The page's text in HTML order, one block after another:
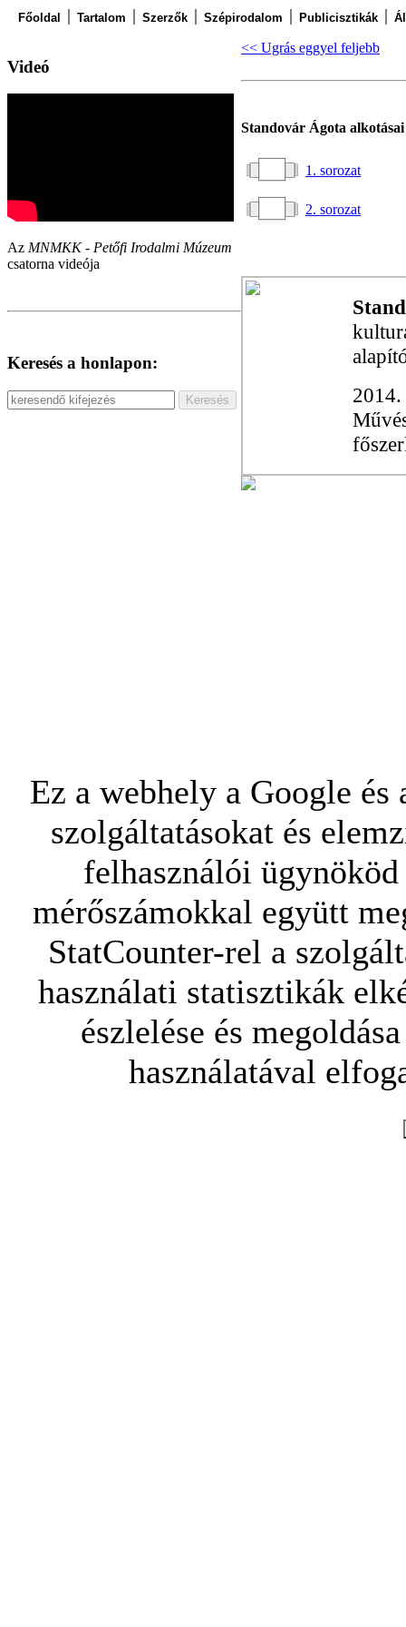
Főoldal Tartalom Szerzők Szépirodalom Publicisztikák
Videó
Az MNMKK - Petőfi Irodalmi Múzeum
csatorna videója
Keresés a honlapon:
<< Ugrás eggyel feljebb
Standovár Ágota alkotásai
1. sorozat
2. sorozat
Ez a webhely a Google
szolgáltatásokat és
felhasználói
mérőszámokkal együtt
StatCounter-rel a
használati statisztikák
észlelése és
használatával